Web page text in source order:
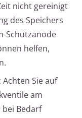
nicht gereinigt
des Speichers
Schutzanode
helfen,
Achten Sie auf
am
bei Bedarf